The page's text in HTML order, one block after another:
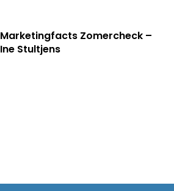
Marketingfacts Zomercheck –
Ine Stultjens